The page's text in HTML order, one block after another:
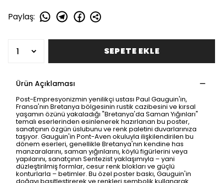
Paylaş:
SEPETE EKLE
Ürün Açıklaması
Post-Empresyonizmin yenilikçi ustası Paul Gauguin'in,
Fransa'nın Bretanya bölgesinin rustik cazibesini ve kırsal
yaşamın özünü yakaladığı "Bretanya'da Saman Yığınları"
temalı eserlerinden esinlenerek hazırlanan bu poster,
sanatçının özgün üslubunu ve renk paletini duvarlarınıza
taşıyor. Gauguin'in Pont-Aven okuluyla ilişkilendirilen bu
dönem eserleri, genellikle Bretanya'nın kendine has
manzaralarını, saman yığınlarını, köylü figürlerini veya
yapılarını, sanatçının Sentezist yaklaşımıyla – yani
düzleştirilmiş formlar, cesur renk blokları ve güçlü
konturlarla – betimler. Bu özel poster baskı, Gauguin'in